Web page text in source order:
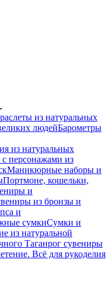
из натуральных
людейБарометры
из натуральных
персонажами из
Маникюрные наборы и
Портмоне, кошельки,
и
из бронзы и
и
сумкиСумки и
из натуральной
Таганрог сувениры
Всё для рукоделия